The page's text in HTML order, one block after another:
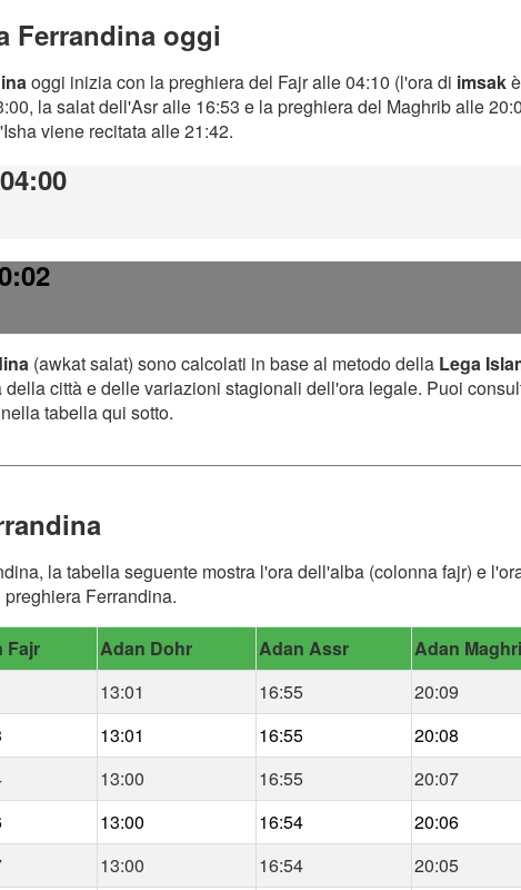
Ferrandina oggi
oggi inizia con la preghiera del Fajr alle 04:10 (l'ora di imsak
la salat dell'Asr alle 16:53 e la preghiera del Maghrib alle
viene recitata alle 21:42.
(awkat salat) sono calcolati in base al metodo della Lega
città e delle variazioni stagionali dell'ora legale. Puoi
tabella qui sotto.
la tabella seguente mostra l'ora dell'alba (colonna fajr) e
Ferrandina.
Fajr Adan Dohr Adan Assr Adan
13:01 16:55 20:09
13:01 16:55 20:08
13:00 16:55 20:07
13:00 16:54 20:06
13:00 16:54 20:05